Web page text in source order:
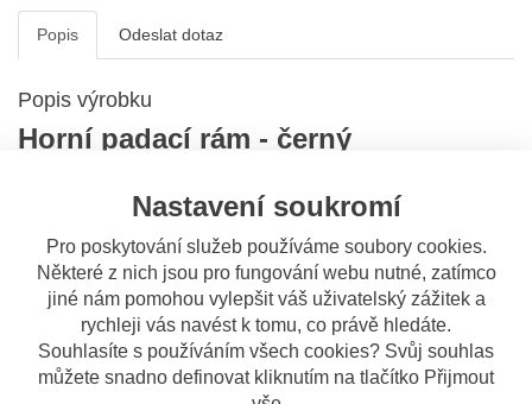
Nastavení soukromí
Pro poskytování služeb používáme soubory cookies.
Některé z nich jsou pro fungování webu nutné, zatímco
jiné nám pomohou vylepšit váš uživatelský zážitek a
rychleji vás navést k tomu, co právě hledáte.
Souhlasíte s používáním všech cookies? Svůj souhlas
můžete snadno definovat kliknutím na tlačítko Přijmout
Popis Odeslat dotaz
Popis výrobku
Horní padací rám - černý
rámem SW-Motech nebo BMW, samostatně nelze tyto padací
rámy namontovat!
pevné uchycení k rámu motocyklu
materiál: ocel
povrchová úprava černou práškovou varvou
průměr trubky 22 mm
Poznámka:není kompatibilní s orig. přídavnými světly od BMW